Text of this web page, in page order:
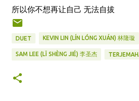
所以你不想再让自己 无法自拔
DUET KEVIN LIN (LÍN LÓNG XUÁN) 林隆璇
SAM LEE (LǏ SHÈNG JIÉ) 李圣杰